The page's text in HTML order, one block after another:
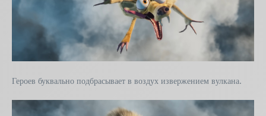
Героев буквально подбрасывает в воздух извержением вулкана.